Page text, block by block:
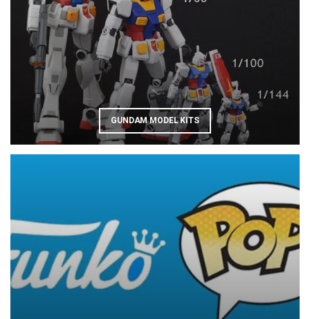
GUNDAM MODEL KITS